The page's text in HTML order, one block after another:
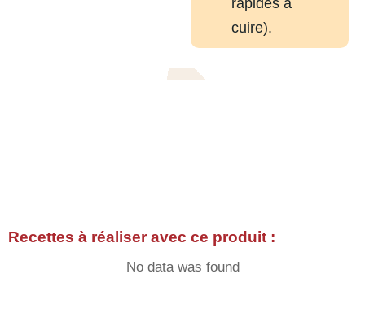
cuire).
Recettes à réaliser avec ce produit :
No data was found